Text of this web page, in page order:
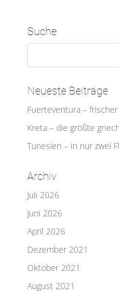
Suche
Neueste Beiträge
Fuerteventura –
Kreta – die größte
Tunesien – in nur zwei
Archiv
Juli 2026
Juni 2026
April 2026
Dezember 2021
Oktober 2021
August 2021